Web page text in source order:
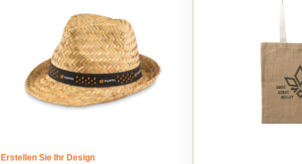
Erstellen Sie Ihr Design